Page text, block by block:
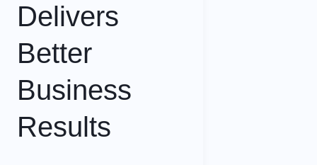
Delivers
Better
Business
Results